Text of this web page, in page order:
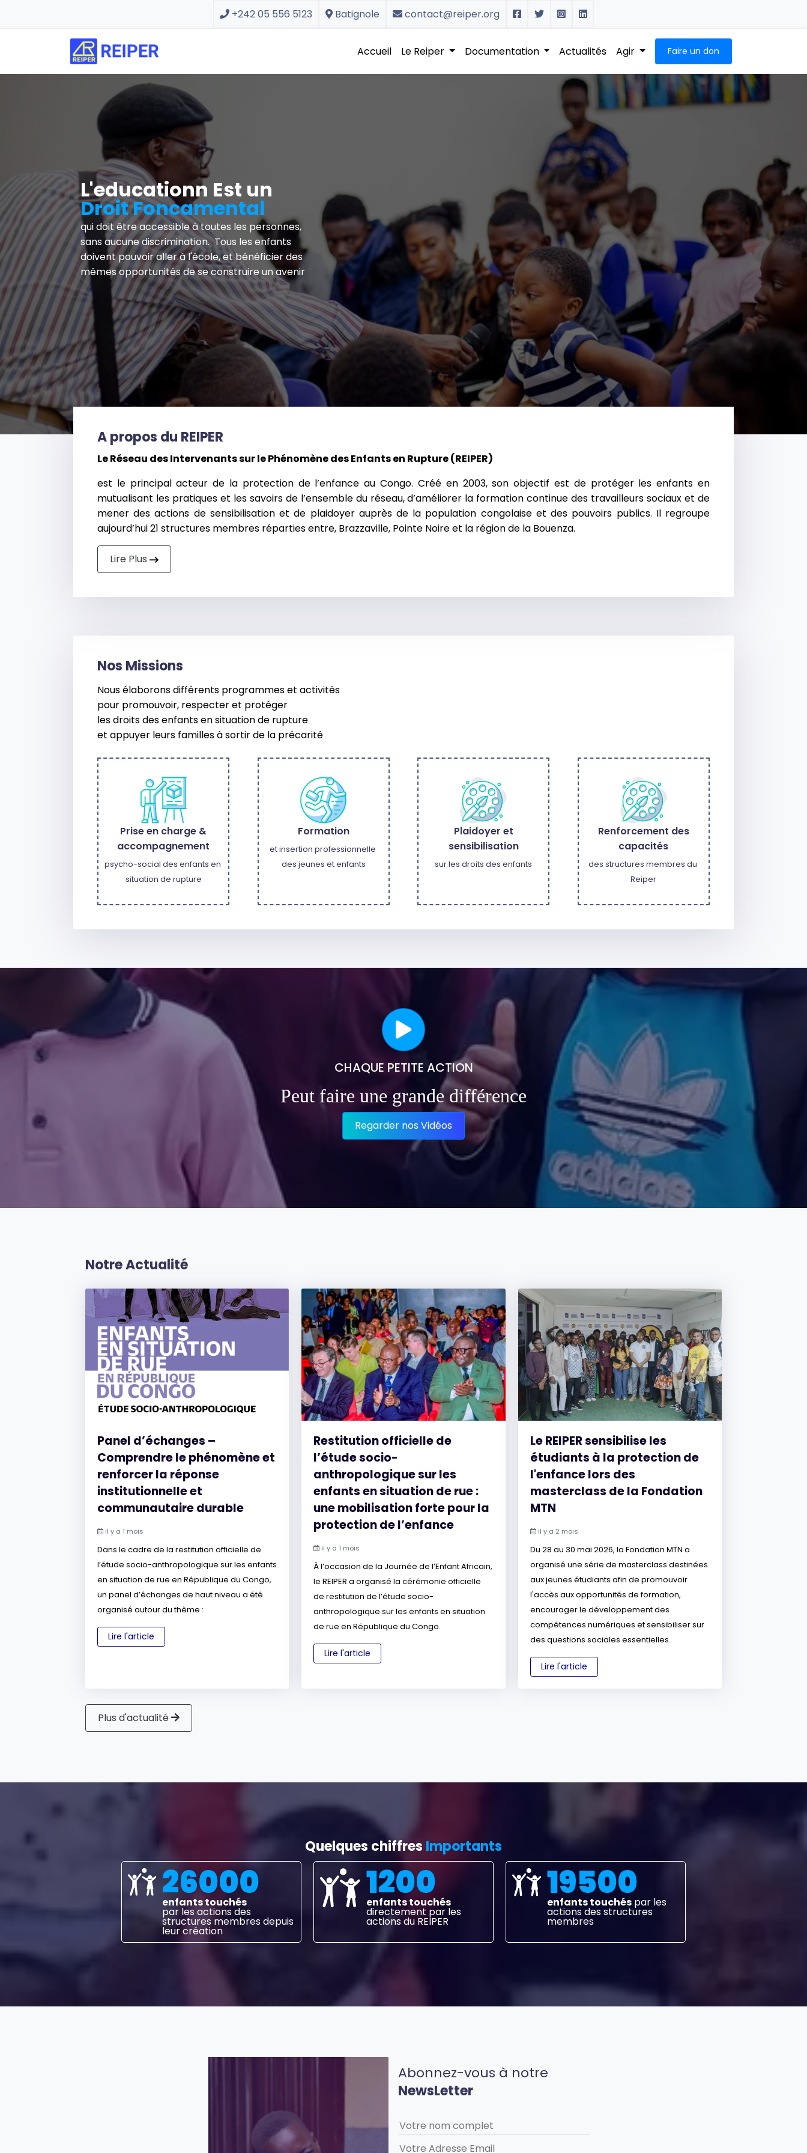
+242 05 556 5123 Batignole contact@reiper.org
Accueil Le Reiper Documentation Actualités Agir Faire un don
L'educationn Est un
Droit Foncamental
qui doit être accessible à toutes les personnes,
sans aucune discrimination. Tous les enfants
doivent pouvoir aller à l'école, et bénéficier des
mêmes opportunités de se construire un avenir
A propos du REIPER
Le Réseau des Intervenants sur le Phénomène des Enfants en Rupture (REIPER)
est le principal acteur de la protection de l’enfance au Congo. Créé en 2003, son objectif est de protéger les enfants en
mutualisant les pratiques et les savoirs de l’ensemble du réseau, d’améliorer la formation continue des travailleurs sociaux et de
mener des actions de sensibilisation et de plaidoyer auprès de la population congolaise et des pouvoirs publics. Il regroupe
aujourd’hui 21 structures membres réparties entre, Brazzaville, Pointe Noire et la région de la Bouenza.
Lire Plus
Nos Missions
Nous élaborons différents programmes et activités
pour promouvoir, respecter et protéger
les droits des enfants en situation de rupture
et appuyer leurs familles à sortir de la précarité
Prise en charge &
accompagnement
psycho-social des enfants en
situation de rupture
Formation
et insertion professionnelle
des jeunes et enfants
Plaidoyer et
sensibilisation
sur les droits des enfants
Renforcement des
capacités
des structures membres du
Reiper
CHAQUE PETITE ACTION
Peut faire une grande différence
Regarder nos Vidéos
Notre Actualité
Panel d’échanges –
Comprendre le phénomène et
renforcer la réponse
institutionnelle et
communautaire durable
il y a 1 mois
Dans le cadre de la restitution officielle de
l’étude socio-anthropologique sur les enfants
en situation de rue en République du Congo,
un panel d’échanges de haut niveau a été
organisé autour du thème :
Lire l'article
Restitution officielle de
l’étude socio-
anthropologique sur les
enfants en situation de rue :
une mobilisation forte pour la
protection de l’enfance
il y a 1 mois
À l’occasion de la Journée de l’Enfant Africain,
le REIPER a organisé la cérémonie officielle
de restitution de l’étude socio-
anthropologique sur les enfants en situation
de rue en République du Congo.
Lire l'article
Le REIPER sensibilise les
étudiants à la protection de
l'enfance lors des
masterclass de la Fondation
MTN
il y a 2 mois
Du 28 au 30 mai 2026, la Fondation MTN a
organisé une série de masterclass destinées
aux jeunes étudiants afin de promouvoir
l'accès aux opportunités de formation,
encourager le développement des
compétences numériques et sensibiliser sur
des questions sociales essentielles.
Lire l'article
Plus d'actualité
Quelques chiffres Importants
26000
enfants touchés
par les actions des
structures membres depuis
leur création
1200
enfants touchés
directement par les
actions du REIPER
19500
enfants touchéspar les
actions des structures
membres
Abonnez-vous à notre
NewsLetter